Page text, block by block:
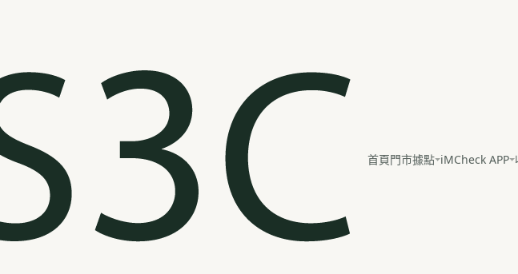
首頁門市據點 iMCheck APP